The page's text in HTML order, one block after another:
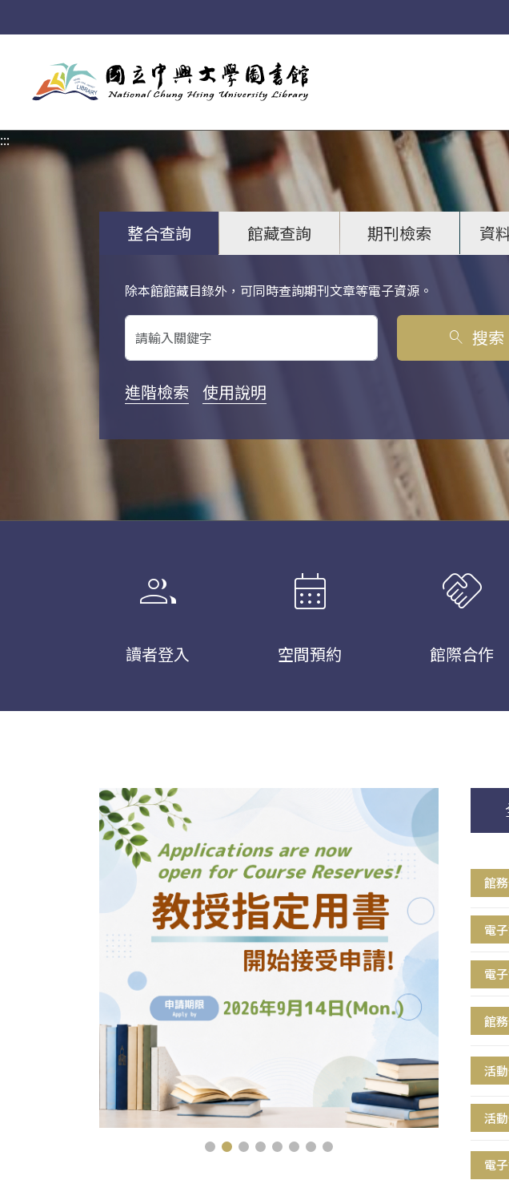
:::
整合查詢 館藏查詢 期刊檢索 資
除本館館藏目錄外，可同時查詢期刊文章等電子資源。
關鍵字搜尋
search 搜索
進階檢索 使用說明
group
讀者登入
calendar_month
空間預約
handshake
館際合作
館
電
電
館
活
活
電